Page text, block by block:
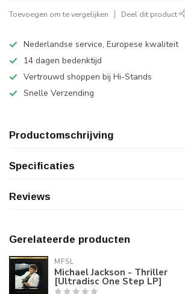
Toevoegen om te vergelijken Deel dit product
Nederlandse service, Europese kwaliteit
14 dagen bedenktijd
Vertrouwd shoppen bij Hi-Stands
Snelle Verzending
Productomschrijving
Specificaties
Reviews
Gerelateerde producten
MFSL
Michael Jackson - Thriller
[Ultradisc One Step LP]